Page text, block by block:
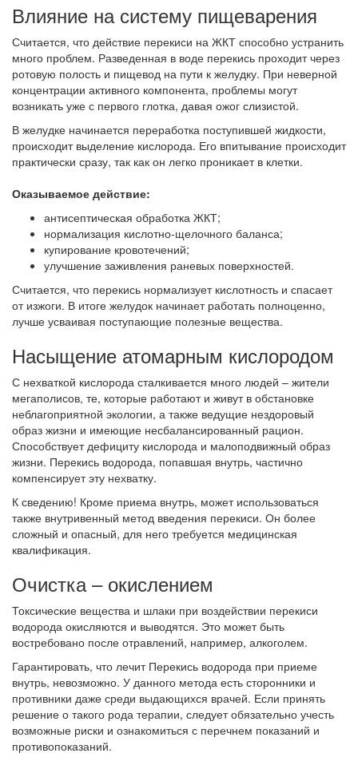
Влияние на систему пищеварения
Считается, что действие перекиси на ЖКТ способно устранить
много проблем. Разведенная в воде перекись проходит через
ротовую полость и пищевод на пути к желудку. При неверной
концентрации активного компонента, проблемы могут
возникать уже с первого глотка, давая ожог слизистой.
В желудке начинается переработка поступившей жидкости,
происходит выделение кислорода. Его впитывание происходит
практически сразу, так как он легко проникает в клетки.
Оказываемое действие:
антисептическая обработка ЖКТ;
нормализация кислотно-щелочного баланса;
купирование кровотечений;
улучшение заживления раневых поверхностей.
Считается, что перекись нормализует кислотность и спасает
от изжоги. В итоге желудок начинает работать полноценно,
лучше усваивая поступающие полезные вещества.
Насыщение атомарным кислородом
С нехваткой кислорода сталкивается много людей – жители
мегаполисов, те, которые работают и живут в обстановке
неблагоприятной экологии, а также ведущие нездоровый
образ жизни и имеющие несбалансированный рацион.
Способствует дефициту кислорода и малоподвижный образ
жизни. Перекись водорода, попавшая внутрь, частично
компенсирует эту нехватку.
К сведению! Кроме приема внутрь, может использоваться
также внутривенный метод введения перекиси. Он более
сложный и опасный, для него требуется медицинская
квалификация.
Очистка – окислением
Токсические вещества и шлаки при воздействии перекиси
водорода окисляются и выводятся. Это может быть
востребовано после отравлений, например, алкоголем.
Гарантировать, что лечит Перекись водорода при приеме
внутрь, невозможно. У данного метода есть сторонники и
противники даже среди выдающихся врачей. Если принять
решение о такого рода терапии, следует обязательно учесть
возможные риски и ознакомиться с перечнем показаний и
противопоказаний.